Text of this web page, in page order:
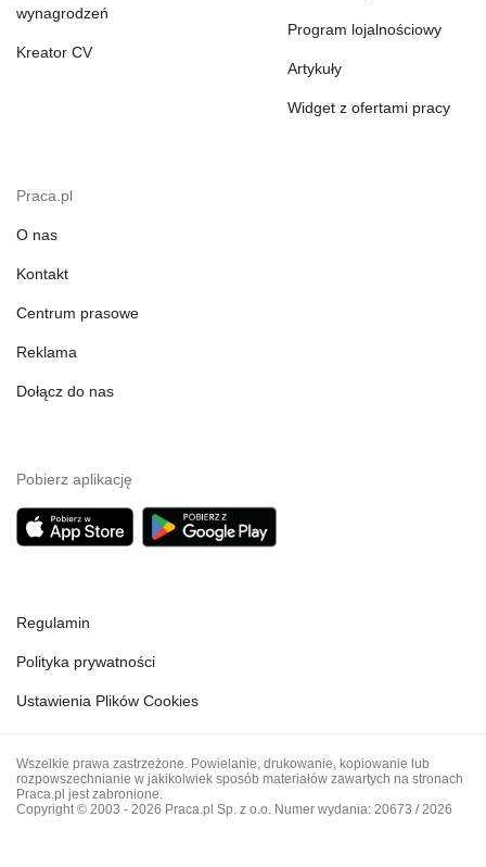
wynagrodzeń
Kreator CV
Program lojalnościowy
Artykuły
Widget z ofertami pracy
Praca.pl
O nas
Kontakt
Centrum prasowe
Reklama
Dołącz do nas
Pobierz aplikację
Regulamin
Polityka prywatności
Ustawienia Plików Cookies
Wszelkie prawa zastrzeżone. Powielanie, drukowanie, kopiowanie lub
rozpowszechnianie w jakikolwiek sposób materiałów zawartych na stronach
Praca.pl jest zabronione.
Copyright © 2003 - 2026 Praca.pl Sp. z o.o. Numer wydania: 20673 / 2026